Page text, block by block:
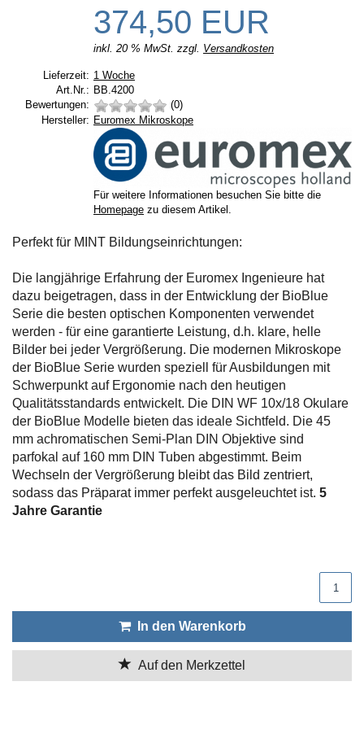
374,50 EUR
inkl. 20 % MwSt. zzgl. Versandkosten
Lieferzeit: Lieferzeit:
1 Woche
Art.Nr.: BB.4200
Bewertungen:
(0)
Hersteller: Hersteller:
Euromex Mikroskope
Für weitere Informationen besuchen Sie bitte die
Homepage zu diesem Artikel.
Perfekt für MINT Bildungseinrichtungen:
Die langjährige Erfahrung der Euromex Ingenieure hat
dazu beigetragen, dass in der Entwicklung der BioBlue
Serie die besten optischen Komponenten verwendet
werden - für eine garantierte Leistung, d.h. klare, helle
Bilder bei jeder Vergrößerung. Die modernen Mikroskope
der BioBlue Serie wurden speziell für Ausbildungen mit
Schwerpunkt auf Ergonomie nach den heutigen
Qualitätsstandards entwickelt. Die DIN WF 10x/18 Okulare
der BioBlue Modelle bieten das ideale Sichtfeld. Die 45
mm achromatischen Semi-Plan DIN Objektive sind
parfokal auf 160 mm DIN Tuben abgestimmt. Beim
Wechseln der Vergrößerung bleibt das Bild zentriert,
sodass das Präparat immer perfekt ausgeleuchtet ist. 5
Jahre Garantie
In den Warenkorb
Auf den Merkzettel